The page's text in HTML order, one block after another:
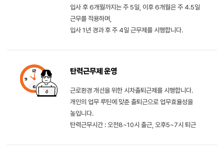
입사 후 6개월까지는 주 5일, 이후 6개월은 주 4.5일
근무를 적용하며,
입사 1년 경과 후 주 4일 근무제를 시행합니다.
탄력근무제 운영
근로환경 개선을 위한 시차출퇴근제를 시행합니다.
개인의 업무 루틴에 맞춘 출퇴근으로 업무효율성을
높입니다.
탄력근무시간 : 오전8~10시 출근, 오후5~7시 퇴근